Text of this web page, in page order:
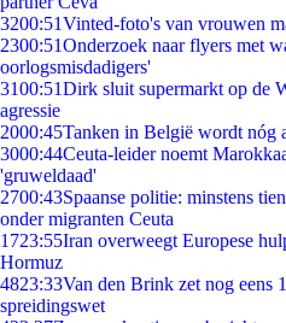
3200:51Vinted-foto's van vrouwen
2300:51Onderzoek naar flyers met
oorlogsmisdadigers'
3100:51Dirk sluit supermarkt op de
agressie
2000:45Tanken in België wordt nóg
3000:44Ceuta-leider noemt
'gruweldaad'
2700:43Spaanse politie: minstens
onder migranten Ceuta
1723:55Iran overweegt Europese
Hormuz
4823:33Van den Brink zet nog eens
spreidingswet